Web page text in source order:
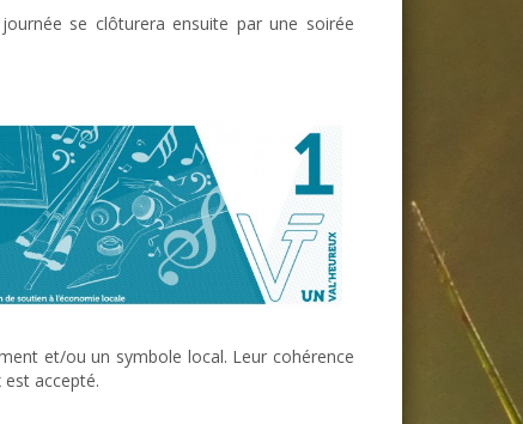
se clôturera ensuite par une soirée
et/ou un symbole local. Leur cohérence
accepté.